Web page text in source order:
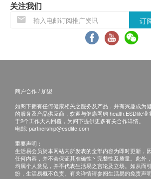
成分说明（每粒）
NMN（β-烟酰胺单核苷酸）：
PQQ（吡咯喹啉醌）：10mg
贮存方法
请置于阴凉干燥处，避免阳光直射及
退换产品必须包装完整，如退换之
或过期退回，供应商有权不受理。
如有其他损坏或遗漏查询，顾客必
正本，并于送货后3个工作天内
Acc Biotech Limited 客户服务部
关注我们
订
商户合作 / 加盟
如阁下拥有任何健康相关之服务及产品，并有兴趣成为
的服务及产品供应商，欢迎与健康网购 health.ESDlife
于2个工作天内回覆，为阁下提供更多有关合作详情。
电邮: partnership@esdlife.com
重要声明：
生活易会员於本网站内所发表的全部内容为即时更新，
任何内容，并不会保证其准确性丶完整性及质量。此外
均属个人意见，并不代表生活易之言论及立场。如从而
纷，生活易概不负责。有关详情请参阅生活易的免责声明